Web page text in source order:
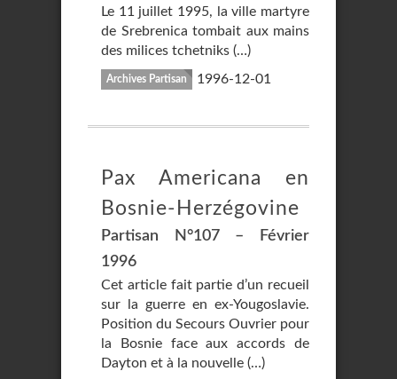
Le 11 juillet 1995, la ville martyre
de Srebrenica tombait aux mains
des milices tchetniks (…)
Archives Partisan 1996-12-01
Pax Americana en
Bosnie-Herzégovine
Partisan N°107 – Février
1996
Cet article fait partie d’un recueil
sur la guerre en ex-Yougoslavie.
Position du Secours Ouvrier pour
la Bosnie face aux accords de
Dayton et à la nouvelle (…)